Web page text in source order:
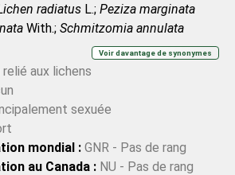
radiatus L.; Peziza marginata
With.; Schmitzomia annulata
Schmitzomia annulata
W.Phillips;Schmitzomia carestiae
Stictis annulataCooke & W.Phillips;
Not.) G.Winter;
carestiae(De Not.) Rehm; Stictis
Voir davantage de synonymes
relié aux lichens
sexuée
mondial : GNR - Pas de rang
au Canada : NU - Pas de rang